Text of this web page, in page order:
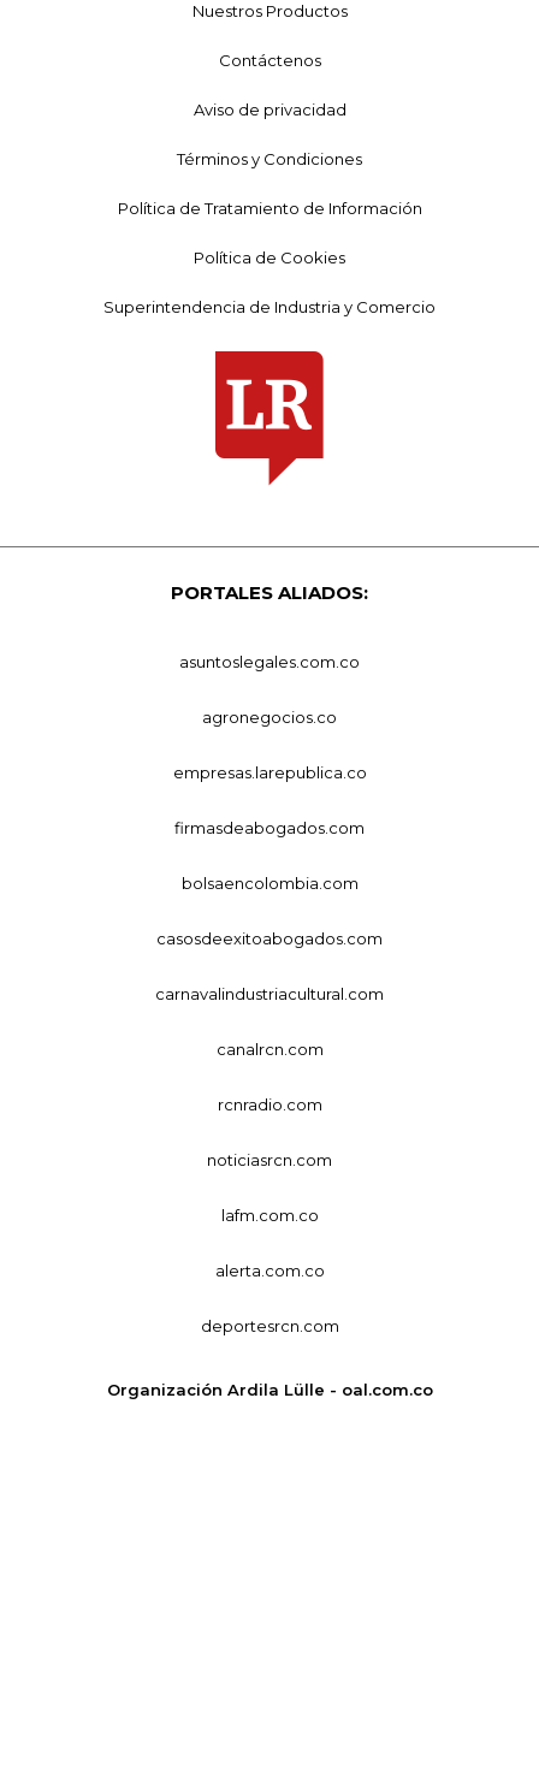
Nuestros Productos
Contáctenos
Aviso de privacidad
Términos y Condiciones
Política de Tratamiento de Información
Política de Cookies
Superintendencia de Industria y Comercio
PORTALES ALIADOS:
asuntoslegales.com.co
agronegocios.co
empresas.larepublica.co
firmasdeabogados.com
bolsaencolombia.com
casosdeexitoabogados.com
carnavalindustriacultural.com
canalrcn.com
rcnradio.com
noticiasrcn.com
lafm.com.co
alerta.com.co
deportesrcn.com
Organización Ardila Lülle - oal.com.co